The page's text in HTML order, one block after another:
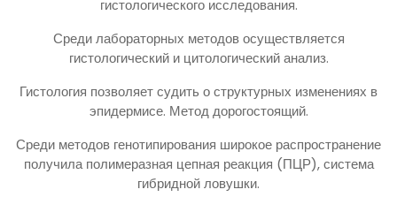
гистологического исследования.
Среди лабораторных методов осуществляется
гистологический и цитологический анализ.
Гистология позволяет судить о структурных изменениях в
эпидермисе. Метод дорогостоящий.
Среди методов генотипирования широкое распространение
получила полимеразная цепная реакция (ПЦР), система
гибридной ловушки.